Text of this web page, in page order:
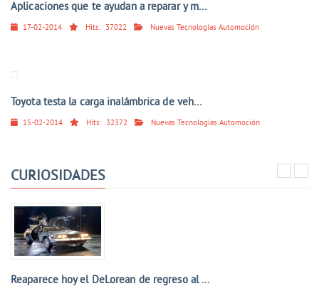
Aplicaciones que te ayudan a reparar y m...
17-02-2014 Hits: 37022 Nuevas Tecnologías Automoción
Toyota testa la carga inalámbrica de veh...
15-02-2014 Hits: 32372 Nuevas Tecnologías Automoción
CURIOSIDADES
Reaparece hoy el DeLorean de regreso al ...